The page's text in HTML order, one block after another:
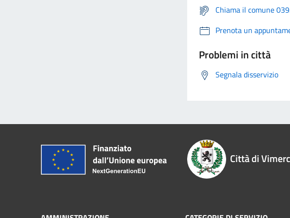
Chiama il comune
Prenota un
Problemi in città
Segnala disservizio
Città di